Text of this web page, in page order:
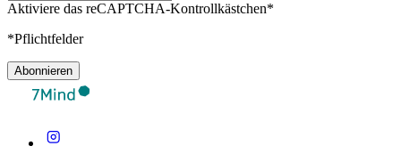
Aktiviere das reCAPTCHA-Kontrollkästchen*
*Pflichtfelder
Abonnieren